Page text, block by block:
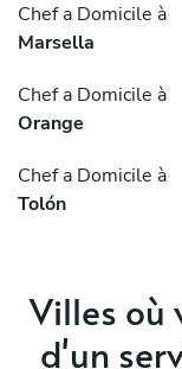
Chef a Domicile à
Marsella
Chef a Domicile à
Orange
Chef a Domicile à
Tolón
Villes où
d'un